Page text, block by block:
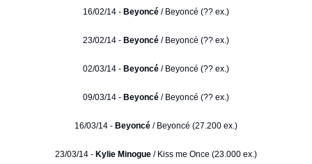
16/02/14 - Beyoncé / Beyoncé (?? ex.)
23/02/14 - Beyoncé / Beyoncé (?? ex.)
02/03/14 - Beyoncé / Beyoncé (?? ex.)
09/03/14 - Beyoncé / Beyoncé (?? ex.)
16/03/14 - Beyoncé / Beyoncé (27.200 ex.)
23/03/14 - Kylie Minogue / Kiss me Once (23.000 ex.)